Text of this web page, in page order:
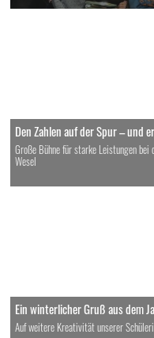
Den Zahlen auf der Spur – und
Große Bühne für starke Leistungen
Wesel
Ein winterlicher Gruß aus dem
Auf weitere Kreativität unserer